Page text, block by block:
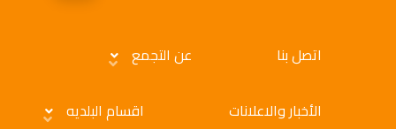
اتصل بنا عن التجمع
الأخبار والاعلانات اقسام البلديه